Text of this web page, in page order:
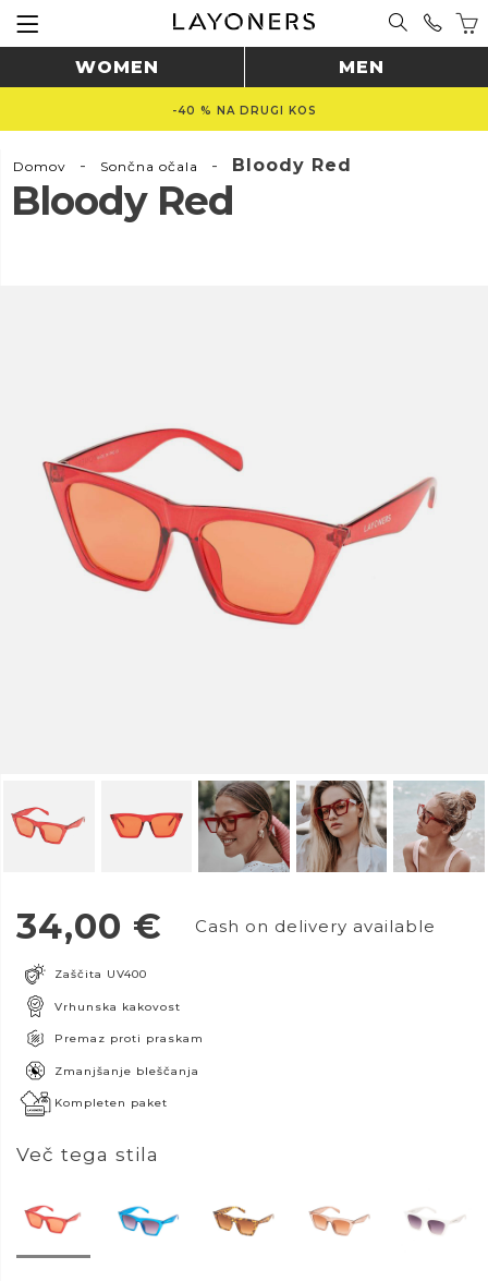
WOMEN MEN
-40 % NA DRUGI KOS
Domov - Sončna očala - Bloody Red
Bloody Red
34,00 € Cash on delivery available
Zaščita UV400
Vrhunska kakovost
Premaz proti praskam
Zmanjšanje bleščanja
Kompleten paket
Več tega stila